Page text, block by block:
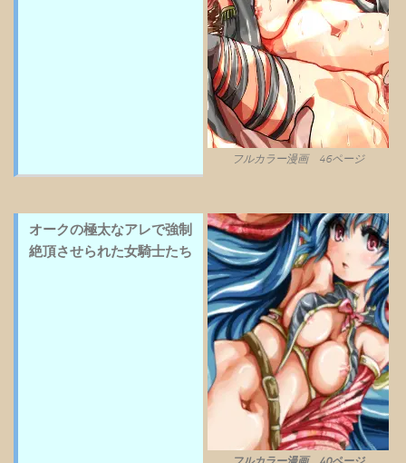
フルカラー漫画 46ページ
オークの極太なアレで強制
絶頂させられた女騎士たち